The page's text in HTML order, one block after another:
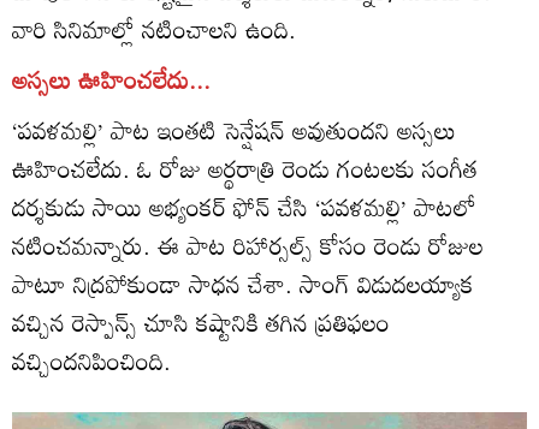
వారి సినిమాల్లో నటించాలని ఉంది.
అస్సలు ఊహించలేదు...
‘పవళమల్లి’ పాట ఇంతటి సెన్షేషన్‌ అవుతుందని అస్సలు
ఊహించలేదు. ఓ రోజు అర్థరాత్రి రెండు గంటలకు సంగీత
దర్శకుడు సాయి అభ్యంకర్‌ ఫోన్‌ చేసి ‘పవళమల్లి’ పాటలో
నటించమన్నారు. ఈ పాట రిహార్సల్స్‌ కోసం రెండు రోజుల
పాటూ నిద్రపోకుండా సాధన చేశా. సాంగ్‌ విడుదలయ్యాక
వచ్చిన రెస్పాన్స్‌ చూసి కష్టానికి తగిన ప్రతిఫలం
వచ్చిందనిపించింది.